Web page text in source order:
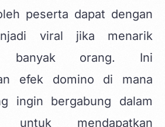
peserta dapat dengan
viral jika menarik
banyak orang. Ini
efek domino di mana
ingin bergabung dalam
untuk mendapatkan